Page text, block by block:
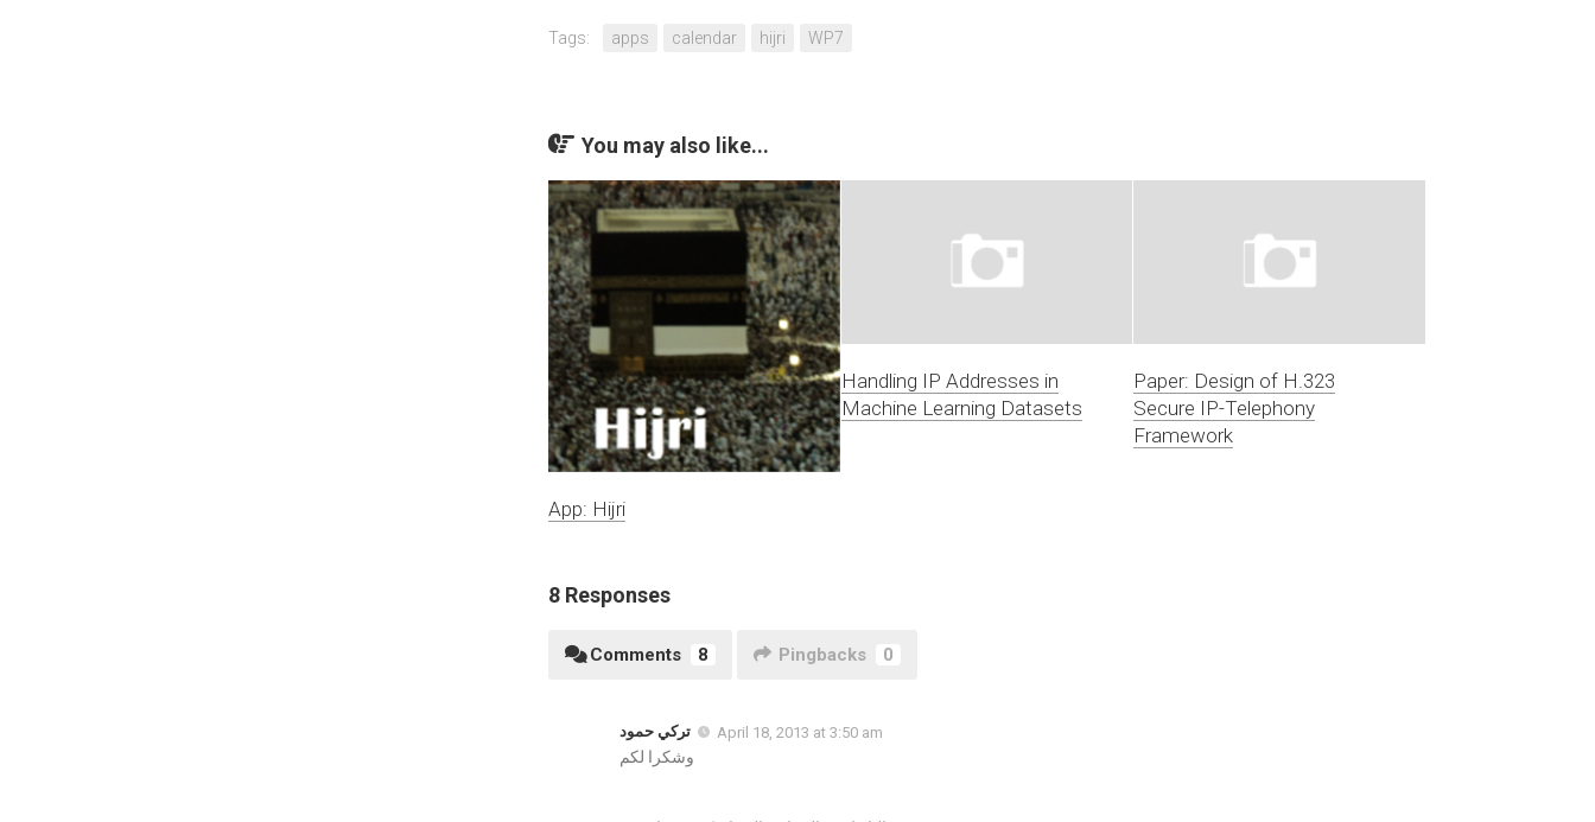
Tags: apps calendar hijri WP7
You may also like...
App: Hijri
Handling IP Addresses in
Machine Learning Datasets
Paper: Design of H.323
Secure IP-Telephony
Framework
8 Responses
Comments 8 Pingbacks 0
تركي حمود April 18, 2013 at 3:50 am
وشكرا لكم